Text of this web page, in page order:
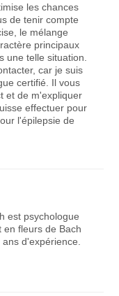
les chances
de tenir compte
le mélange
principaux
une telle situation.
car je suis
certifié. Il vous
et de m'expliquer
effectuer pour
l'épilepsie de
est psychologue
en fleurs de Bach
d'expérience.